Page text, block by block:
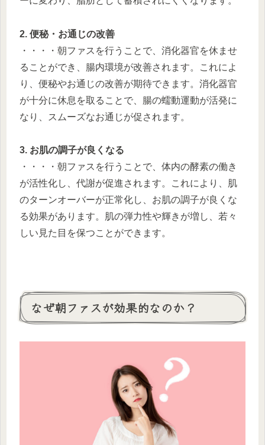
2. 便秘・お通じの改善
・・・・朝ファスを行うことで、消化器官を休ませ
ることができ、腸内環境が改善されます。これによ
り、便秘やお通じの改善が期待できます。消化器官
が十分に休息を取ることで、腸の蠕動運動が活発に
なり、スムーズなお通じが促されます。
3. お肌の調子が良くなる
・・・・朝ファスを行うことで、体内の酵素の働き
が活性化し、代謝が促進されます。これにより、肌
のターンオーバーが正常化し、お肌の調子が良くな
る効果があります。肌の弾力性や輝きが増し、若々
しい見た目を保つことができます。
なぜ朝ファスが効果的なのか？